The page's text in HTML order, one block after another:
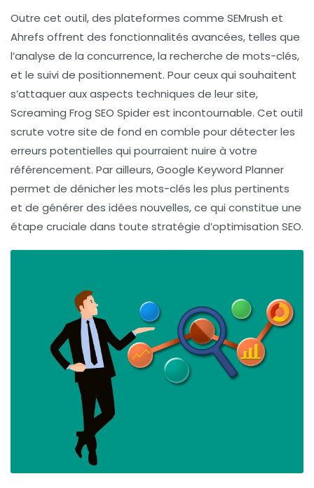
Outre cet outil, des plateformes comme SEMrush et
Ahrefs offrent des fonctionnalités avancées, telles que
l’analyse de la concurrence, la recherche de mots-clés,
et le suivi de positionnement. Pour ceux qui souhaitent
s’attaquer aux aspects techniques de leur site,
Screaming Frog SEO Spiderest incontournable. Cet outil
scrute votre site de fond en comble pour détecter les
erreurs potentielles qui pourraient nuire à votre
référencement. Par ailleurs,Google Keyword Planner
permet de dénicher les mots-clés les plus pertinents
et de générer des idées nouvelles, ce qui constitue une
étape cruciale dans toute stratégie d’optimisation SEO.